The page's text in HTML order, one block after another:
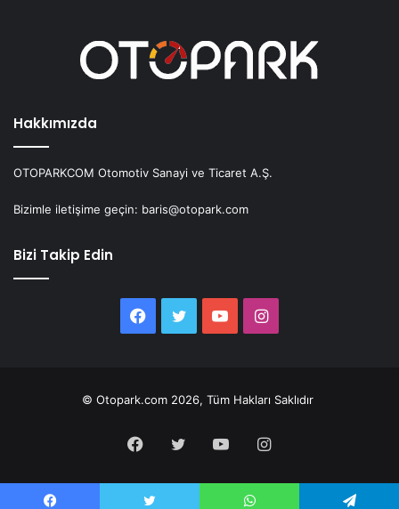
Hakkımızda
OTOPARKCOM Otomotiv Sanayi ve Ticaret A.Ş.
Bizimle iletişime geçin: baris@otopark.com
Bizi Takip Edin
Facebook
Twitter YouTubeInstagram
© Otopark.com 2026, Tüm Hakları Saklıdır
Facebook
Twitter YouTubeInstagram